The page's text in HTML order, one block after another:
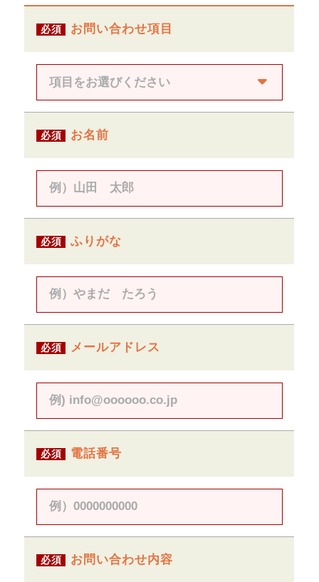
必須 お問い合わせ項目
必須 お名前
必須 ふりがな
必須 メールアドレス
必須 電話番号
必須 お問い合わせ内容